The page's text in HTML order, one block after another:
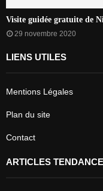
Visite guidée gratuite de
29 novembre 2020
LIENS UTILES
Mentions Légales
Plan du site
Contact
ARTICLES